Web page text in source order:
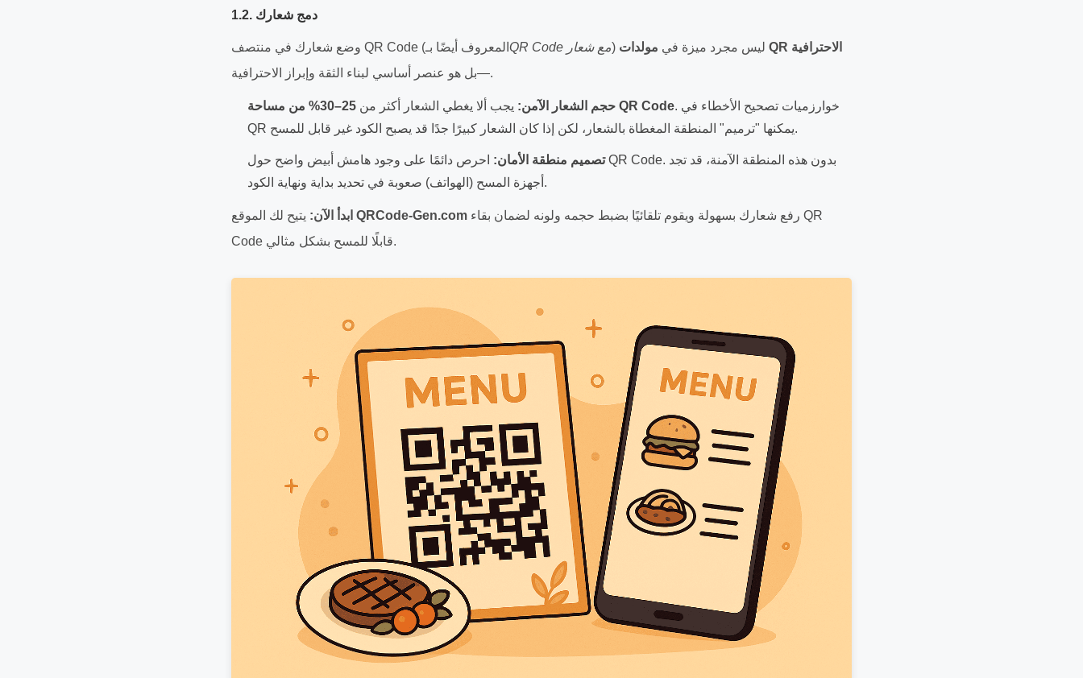
1.2. دمج شعارك
وضع شعارك في منتصف QR Code (المعروف أيضًا بـ QR Code مع شعار ) ليس مجرد ميزة في
مولدات QR الاحترافية
—بل هو عنصر أساسي لبناء الثقة وإبراز الاحترافية.
حجم الشعار الآمن: يجب ألا يغطي الشعار أكثر من 25–30% من مساحة QR Code. خوارزميات تصحيح الأخطاء في
QR يمكنها "ترميم" المنطقة المغطاة بالشعار، لكن إذا كان الشعار كبيرًا جدًا قد يصبح الكود غير قابل للمسح.
تصميم منطقة الأمان: احرص دائمًا على وجود هامش أبيض واضح حول QR Code. بدون هذه المنطقة الآمنة، قد تجد
أجهزة المسح (الهواتف) صعوبة في تحديد بداية ونهاية الكود.
ابدأ الآن: QRCode-Gen.com
Code قابلًا للمسح بشكل مثالي.